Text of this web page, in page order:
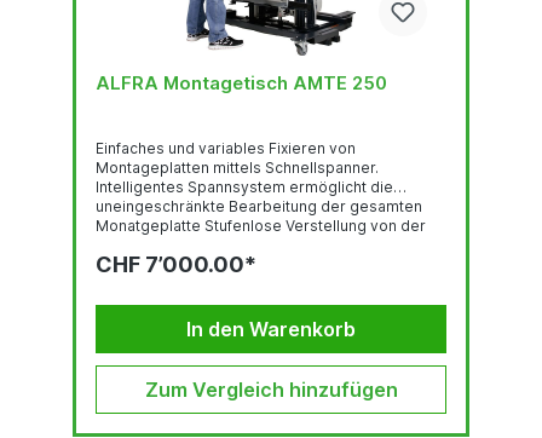
ALFRA Montagetisch AMTE 250
Einfaches und variables Fixieren von
Montageplatten mittels Schnellspanner.
Intelligentes Spannsystem ermöglicht die
uneingeschränkte Bearbeitung der gesamten
Monatgeplatte Stufenlose Verstellung von der
akkubetriebenen Elektromotoren Stufenlose
Elektromotoren Verstellbarer Neigungswinkel:
0-80° Arbeitshöhe: variabel 80 - 110 mm 4
Lenkrollen mit Totalfeststeller Max. Maß
CHF 7’000.00*
In den Warenkorb
Zum Vergleich hinzufügen